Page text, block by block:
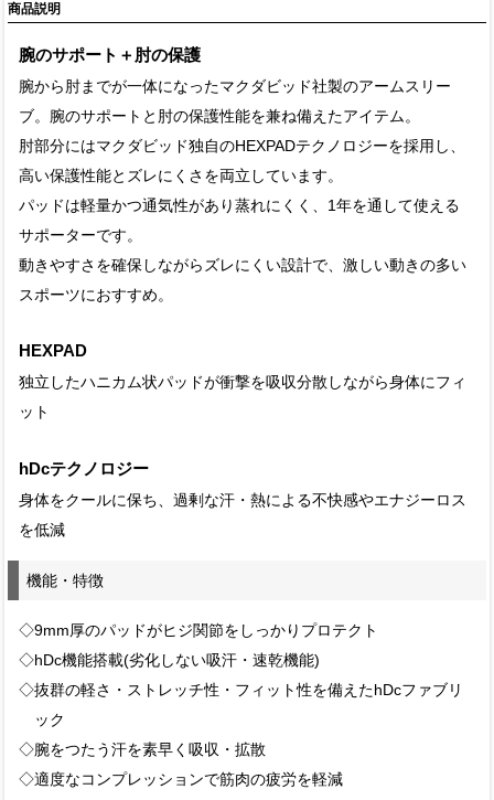
商品説明
腕のサポート＋肘の保護
腕から肘までが一体になったマクダビッド社製のアームスリー
ブ。腕のサポートと肘の保護性能を兼ね備えたアイテム。
肘部分にはマクダビッド独自のHEXPADテクノロジーを採用し、
高い保護性能とズレにくさを両立しています。
パッドは軽量かつ通気性があり蒸れにくく、1年を通して使える
サポーターです。
動きやすさを確保しながらズレにくい設計で、激しい動きの多い
スポーツにおすすめ。
HEXPAD
独立したハニカム状パッドが衝撃を吸収分散しながら身体にフィ
ット
hDcテクノロジー
身体をクールに保ち、過剰な汗・熱による不快感やエナジーロス
を低減
機能・特徴
◇9mm厚のパッドがヒジ関節をしっかりプロテクト
◇hDc機能搭載(劣化しない吸汗・速乾機能)
◇抜群の軽さ・ストレッチ性・フィット性を備えたhDcファブリ
ック
◇腕をつたう汗を素早く吸収・拡散
◇適度なコンプレッションで筋肉の疲労を軽減